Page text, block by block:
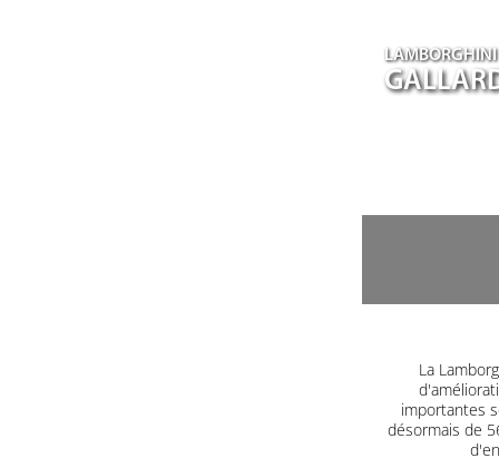
LAMBORGHINI
La
importantes
désormais de